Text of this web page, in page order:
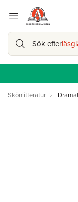
Sök efter
Skönlitteratur